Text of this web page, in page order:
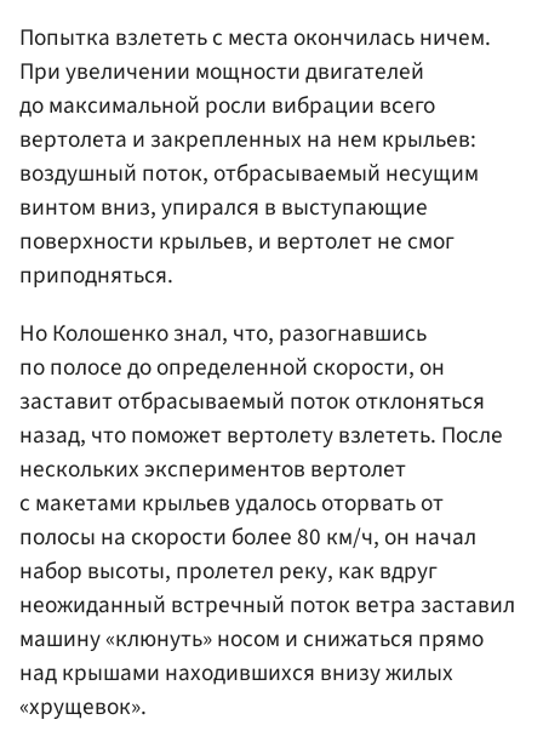
Попытка взлететь с места окончилась ничем.
При увеличении мощности двигателей
до максимальной росли вибрации всего
вертолета и закрепленных на нем крыльев:
воздушный поток, отбрасываемый несущим
винтом вниз, упирался в выступающие
поверхности крыльев, и вертолет не смог
приподняться.
Но Колошенко знал, что, разогнавшись
по полосе до определенной скорости, он
заставит отбрасываемый поток отклоняться
назад, что поможет вертолету взлететь. После
нескольких экспериментов вертолет
с макетами крыльев удалось оторвать от
полосы на скорости более 80 км/ч, он начал
набор высоты, пролетел реку, как вдруг
неожиданный встречный поток ветра заставил
машину «клюнуть» носом и снижаться прямо
над крышами находившихся внизу жилых
«хрущевок».